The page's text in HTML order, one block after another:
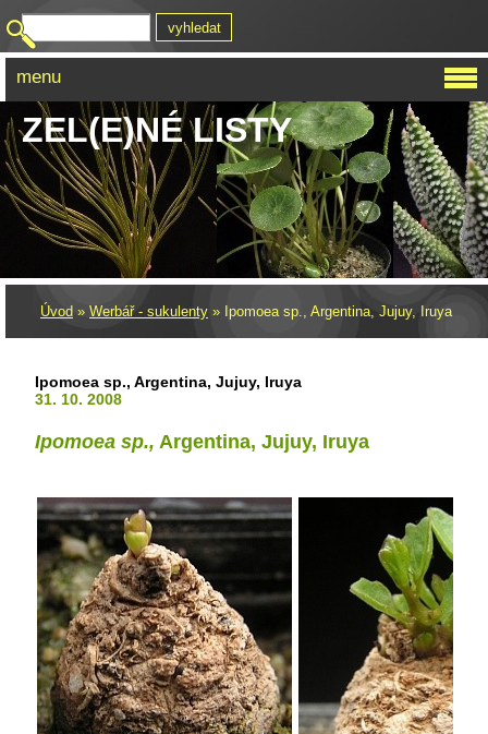
ZEL(E)NÉ LISTY
Úvod » Werbář - sukulenty » Ipomoea sp., Argentina, Jujuy, Iruya
Ipomoea sp., Argentina, Jujuy, Iruya
31. 10. 2008
Ipomoea sp., Argentina, Jujuy, Iruya
menu